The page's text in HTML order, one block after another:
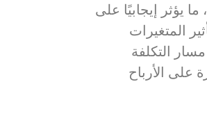
يؤثر إيجابيًا على
المتغيرات
التكلفة
على الأرباح